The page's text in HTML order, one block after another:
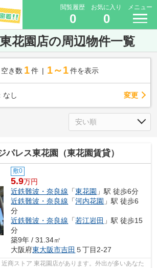
閲覧履歴
0
お気に入り
0
メニュー
花園店の周辺物件一覧
空き数 1 件 1～1 件を表示
なし 変更
パレス東花園（東花園賃貸）
敷0
5.9万円
近鉄難波・奈良線 「東花園 」駅 徒歩6分
近鉄難波・奈良線 「河内花園 」駅 徒歩6
分
近鉄難波・奈良線 「若江岩田 」駅 徒歩15
分
築9年 / 31.34㎡
大阪府東大阪市吉田 ５丁目2‐27
商ストア 東花園店があります。外出が多いあなた